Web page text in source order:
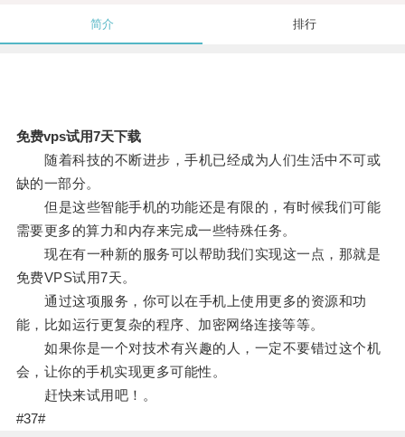
简介 排行
免费vps试用7天下载
随着科技的不断进步，手机已经成为人们生活中不可或
缺的一部分。
但是这些智能手机的功能还是有限的，有时候我们可能
需要更多的算力和内存来完成一些特殊任务。
现在有一种新的服务可以帮助我们实现这一点，那就是
免费VPS试用7天。
通过这项服务，你可以在手机上使用更多的资源和功
能，比如运行更复杂的程序、加密网络连接等等。
如果你是一个对技术有兴趣的人，一定不要错过这个机
会，让你的手机实现更多可能性。
赶快来试用吧！。
#37#